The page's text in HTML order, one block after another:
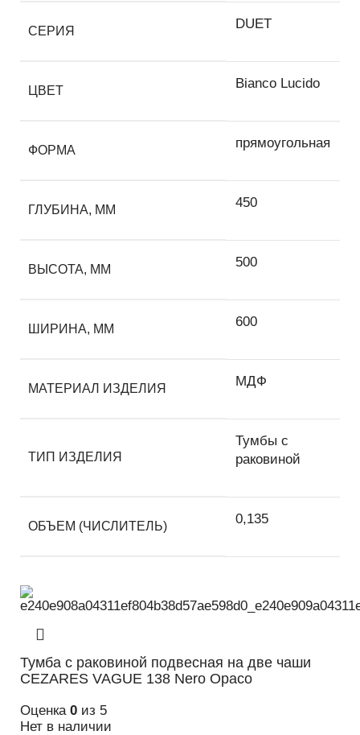
СЕРИЯ DUET
ЦВЕТ Bianco Lucido
ФОРМА прямоугольная
ГЛУБИНА, ММ 450
ВЫСОТА, ММ 500
ШИРИНА, ММ 600
МАТЕРИАЛ ИЗДЕЛИЯ МДФ
ТИП ИЗДЕЛИЯ
Тумбы с
раковиной
ОБЪЕМ (ЧИСЛИТЕЛЬ) 0,135
Тумба с раковиной подвесная на две чаши
CEZARES VAGUE 138 Nero Opaco
Оценка 0 из 5
Нет в наличии